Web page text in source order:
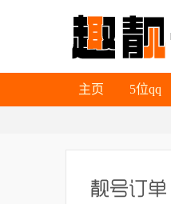
主页
主页
5位qq
5位qq